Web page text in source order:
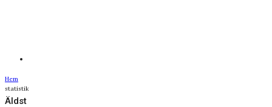
Hem
statistik
Äldst